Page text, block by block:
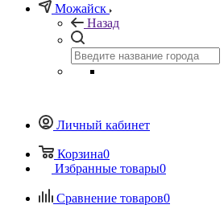
Можайск
Назад
Личный кабинет
Корзина0
Избранные товары0
Сравнение товаров0